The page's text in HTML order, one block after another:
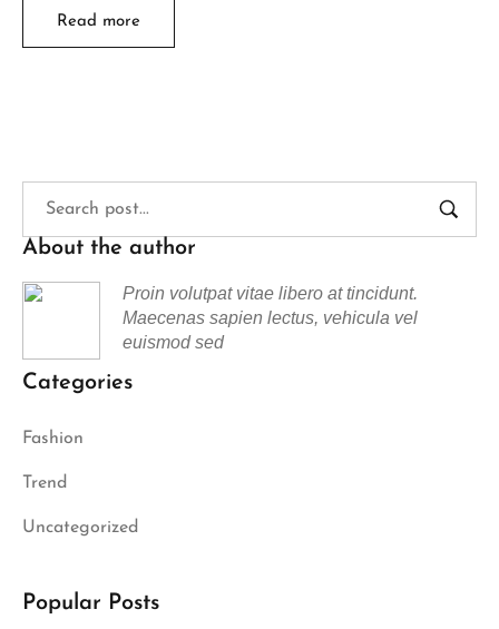
Read more
About the author
Proin volutpat vitae libero at tincidunt.
Maecenas sapien lectus, vehicula vel
euismod sed
Categories
Fashion
Trend
Uncategorized
Popular Posts